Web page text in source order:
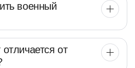
военный
от